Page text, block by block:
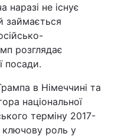
наразі не існує
займається
розглядає
посади.
в Німеччині та
національної
терміну 2017-
ключову роль у